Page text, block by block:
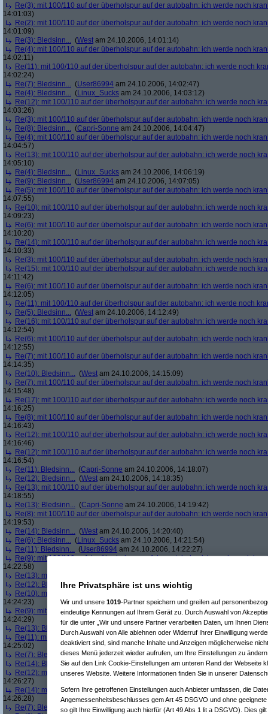
Re(3): mit 100/110 auf der überholspur auf der autobahn: ich werde noch
14:01:03)
Re(2): mit 100/110 auf der überholspur auf der autobahn: ich werde noch
14:01:09)
Re(3): Bledsinn... (West am 24.10.2006, 14:01:14)
Re(4): mit 100/110 auf der überholspur auf der autobahn: ich werde noch
14:02:11)
Re(11): mit 100/110 auf der überholspur auf der autobahn: ich werde noch
14:02:24)
Re(7): Bledsinn... (User86994 am 24.10.2006, 14:02:47)
Re(4): Bledsinn... (Linux_Sucks am 24.10.2006, 14:03:12)
Re(12): mit 100/110 auf der überholspur auf der autobahn: ich werde noch
14:03:26)
Re(3): mit 100/110 auf der überholspur auf der autobahn: ich werde noch
Re(8): Bledsinn... (Capri-Sonne am 24.10.2006, 14:04:47)
Re(4): mit 100/110 auf der überholspur auf der autobahn: ich werde noch
14:04:57)
Re(13): mit 100/110 auf der überholspur auf der autobahn: ich werde noch
14:05:10)
Re(4): Bledsinn... (Linux_Sucks am 24.10.2006, 14:06:19)
Re(9): Bledsinn... (User86994 am 24.10.2006, 14:07:05)
Re(5): mit 100/110 auf der überholspur auf der autobahn: ich werde noch
14:07:55)
Re(10): mit 100/110 auf der überholspur auf der autobahn: ich werde noch
14:09:23)
Re(6): mit 100/110 auf der überholspur auf der autobahn: ich werde noch
14:10:20)
Re(14): mit 100/110 auf der überholspur auf der autobahn: ich werde noch
14:10:33)
Re(3): mit 100/110 auf der überholspur auf der autobahn: ich werde noch
Re(15): mit 100/110 auf der überholspur auf der autobahn: ich werde noch
14:11:42)
Re(6): mit 100/110 auf der überholspur auf der autobahn: ich werde noch
14:12:05)
Re(11): mit 100/110 auf der überholspur auf der autobahn: ich werde noch
Re(5): Bledsinn... (West am 24.10.2006, 14:12:49)
Re(16): mit 100/110 auf der überholspur auf der autobahn: ich werde noch
14:12:54)
Re(6): mit 100/110 auf der überholspur auf der autobahn: ich werde noch
14:12:55)
Re(7): mit 100/110 auf der überholspur auf der autobahn: ich werde noch
14:14:35)
Re(10): Bledsinn... (West am 24.10.2006, 14:15:09)
Re(7): mit 100/110 auf der überholspur auf der autobahn: ich werde noch
14:15:48)
Re(17): mit 100/110 auf der überholspur auf der autobahn: ich werde noch
14:16:25)
Re(8): mit 100/110 auf der überholspur auf der autobahn: ich werde noch
14:16:43)
Re(12): mit 100/110 auf der überholspur auf der autobahn: ich werde noch
14:16:46)
Re(12): mit 100/110 auf der überholspur auf der autobahn: ich werde noch
14:16:54)
Re(11): Bledsinn... (Capri-Sonne am 24.10.2006, 14:18:07)
Re(12): Bledsinn... (West am 24.10.2006, 14:18:35)
Re(13): mit 100/110 auf der überholspur auf der autobahn: ich werde noch
14:18:55)
Re(13): Bledsinn... (Capri-Sonne am 24.10.2006, 14:19:42)
Re(8): mit 100/110 auf der überholspur auf der autobahn: ich werde noch
14:19:53)
Re(14): Bledsinn... (West am 24.10.2006, 14:20:40)
Re(6): Bledsinn... (Linux_Sucks am 24.10.2006, 14:21:54)
Re(11): Bledsinn... (User86994 am 24.10.2006, 14:22:27)
Re(9): mit 100/110 auf der überholspur auf der autobahn: ich werde noch
14:22:58)
Re(13): mit 100/110 auf der überholspur auf der autobahn: ich werde noch
Re(12): Bledsinn...(Westam 24.10.2006, 14:23:39)
Re(10): mit 100/110 auf der überholspur auf der autobahn: ich werde noch
14:24:23)
Re(9): mit 100/110 auf der überholspur auf der autobahn: ich werde noch
14:24:29)
Re(13): Bledsinn...(User86994
am 24.10.2006, 14:24:54)
Re(11): mit 100/110 auf der überholspur auf der autobahn: ich werde noch
14:25:02)
Re(7): Bledsinn...(Westam 24.10.2006, 14:25:29)
Re(14): Bledsinn...( Westam 24.10.2006, 14:26:09)
Re(12): mit 100/110 auf der überholspur auf der autobahn: ich werde noch
14:26:27)
Re(14): mit 100/110 auf der überholspur auf der autobahn: ich werde noch
14:26:28)
Re(7): Bledsinn...( User86994am 24.10.2006, 14:28:42)
Ihre Privatsphäre ist uns wichtig
Wir und unsere 1019-Partner speichern und greifen auf
eindeutige Kennungen auf Ihrem Gerät zu. Durch Auswahl von
für die unter „Wir und unsere Partner verarbeiten Daten, um Ihnen
Durch Auswahl von Alle ablehnen oder Widerruf Ihrer Einwilligung
deaktiviert sind, sind manche Inhalte und Anzeigen möglicherweise
dieses Menü jederzeit wieder aufrufen, um Ihre Einstellungen zu
Sie auf den Link Cookie-Einstellungen am unteren Rand der Webseite
unseres Website. Weitere Informationen finden Sie in unserer
Sofern Ihre getroffenen Einstellungen auch Anbieter umfassen, die
Angemessenheitsbeschlusses gem Art 45 DSGVO und ohne
so gilt Ihre Einwilligung auch hierfür (Art 49 Abs 1 lit a DSGVO). Dies